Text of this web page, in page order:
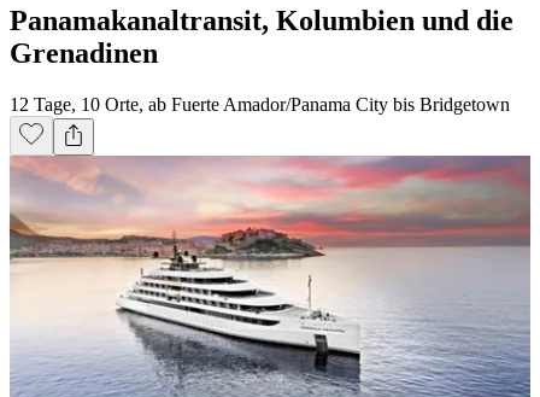
Panamakanaltransit, Kolumbien und die
Grenadinen
12 Tage, 10 Orte, ab Fuerte Amador/Panama City bis Bridgetown